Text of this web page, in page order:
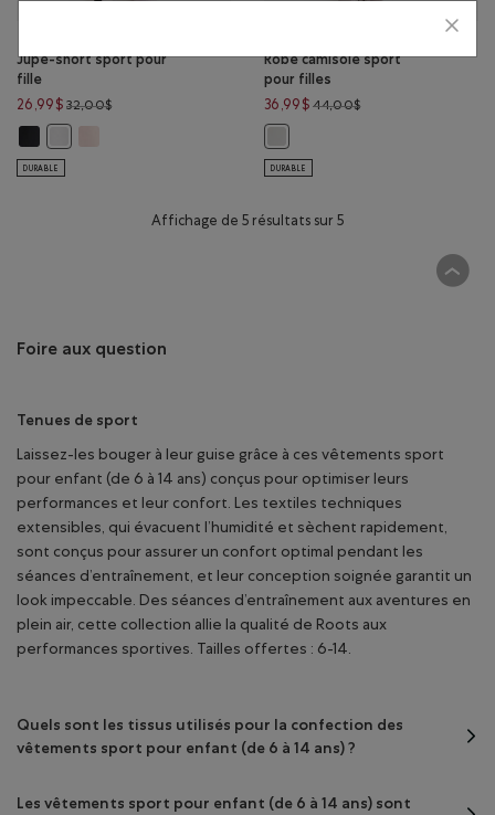
Jupe-short sport pour
fille
26,99$ 32,00$Prix réduit de 32,00$ à 26,99$
DURABLE
Robe camisole sport
pour filles
36,99$ 44,00$Prix réduit de
DURABLE
Affichage de 5 résultats sur 5
Foire aux question
Tenues de sport
Laissez-les bouger à leur guise grâce à ces vêtements sport
pour enfant (de 6 à 14 ans) conçus pour optimiser leurs
performances et leur confort. Les textiles techniques
extensibles, qui évacuent l’humidité et sèchent rapidement,
sont conçus pour assurer un confort optimal pendant les
séances d’entraînement, et leur conception soignée garantit un
look impeccable. Des séances d’entraînement aux aventures en
plein air, cette collection allie la qualité de Roots aux
performances sportives. Tailles offertes : 6-14.
Quels sont les tissus utilisés pour la confection des
vêtements sport pour enfant (de 6 à 14 ans) ?
Les vêtements sport pour enfant (de 6 à 14 ans) sont